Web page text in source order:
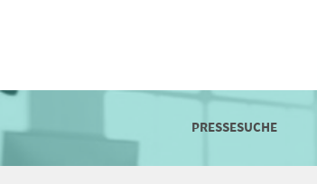
PRESSESUCHE